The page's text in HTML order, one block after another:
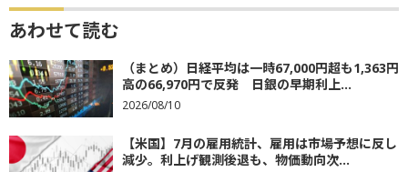
あわせて読む
（まとめ）日経平均は一時67,000円超も1,363円
高の66,970円で反発 日銀の早期利上...
2026/08/10
【米国】7月の雇用統計、雇用は市場予想に反し
減少。利上げ観測後退も、物価動向次...